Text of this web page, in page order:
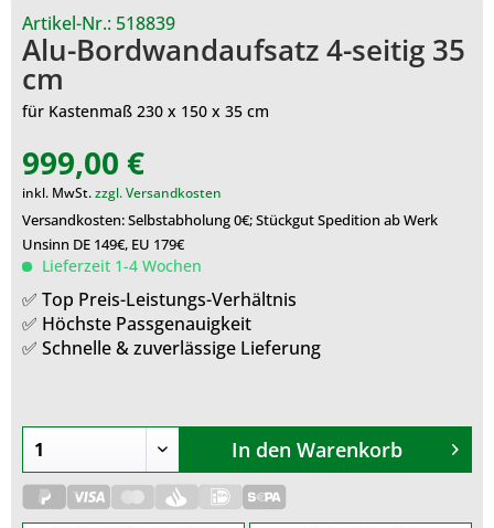
Artikel-Nr.: 518839
Alu-Bordwandaufsatz 4-seitig 35
cm
für Kastenmaß 230 x 150 x 35 cm
999,00 €
inkl. MwSt.zzgl. Versandkosten
Versandkosten: Selbstabholung 0€; Stückgut Spedition ab Werk
Unsinn DE 149€, EU 179€
Lieferzeit 1-4 Wochen
✅ Top Preis-Leistungs-Verhältnis
✅ Höchste Passgenauigkeit
✅ Schnelle & zuverlässige Lieferung
In den Warenkorb